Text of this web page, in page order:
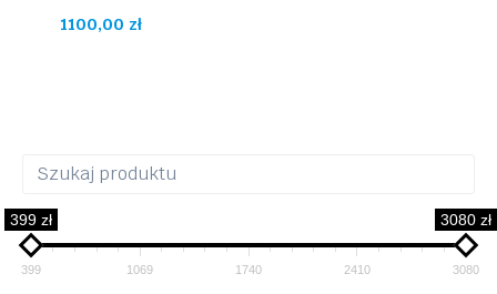
1100,00 zł
399 zł 3080 zł
399 1069 1740 2410 3080